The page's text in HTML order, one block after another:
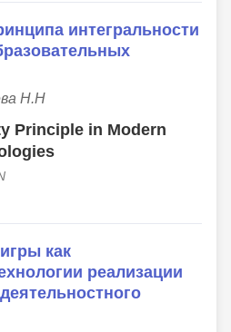
интегральности
Н.Н
Principle in Modern
как
реализации